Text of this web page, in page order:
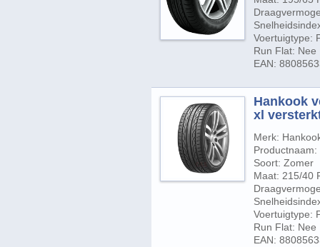
Voertuigtype:
Run Flat: Nee
EAN:
Hankook
xl
Merk:
Soort: Zomer
Maat: 215/40
Voertuigtype:
Run Flat: Nee
EAN: